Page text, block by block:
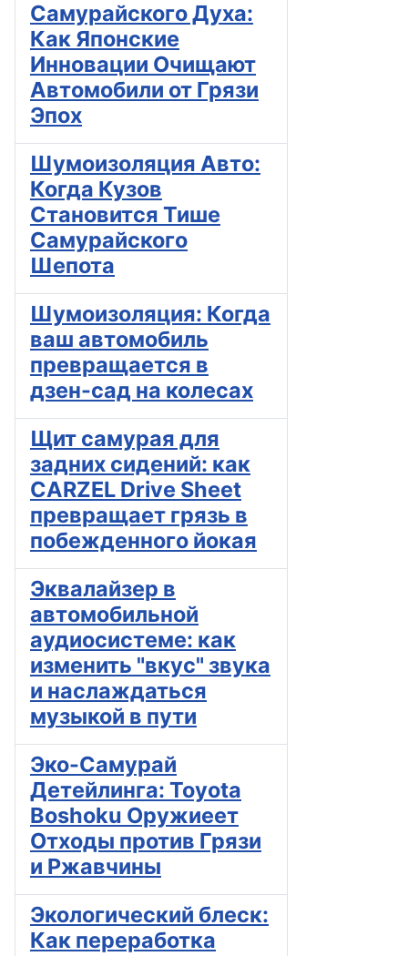
Самурайского Духа:
Как Японские
Инновации Очищают
Автомобили от Грязи
Эпох
Шумоизоляция Авто:
Когда Кузов
Становится Тише
Самурайского
Шепота
Шумоизоляция: Когда
ваш автомобиль
превращается в
дзен-сад на колесах
Щит самурая для
задних сидений: как
CARZEL Drive Sheet
превращает грязь в
побежденного йокая
Эквалайзер в
автомобильной
аудиосистеме: как
изменить "вкус" звука
и наслаждаться
музыкой в пути
Эко-Самурай
Детейлинга: Toyota
Boshoku Оружиеет
Отходы против Грязи
и Ржавчины
Экологический блеск:
Как переработка